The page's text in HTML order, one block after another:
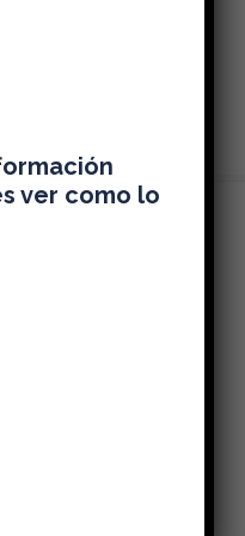
ver como lo